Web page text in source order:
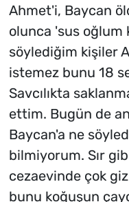
Ahmet'i, Baycan
olunca 'sus oğlum
söylediğim kişiler
istemez bunu 18
Savcılıkta
ettim. Bugün de
Baycan'a ne
bilmiyorum. Sır
cezaevinde çok
bunu koğuşun